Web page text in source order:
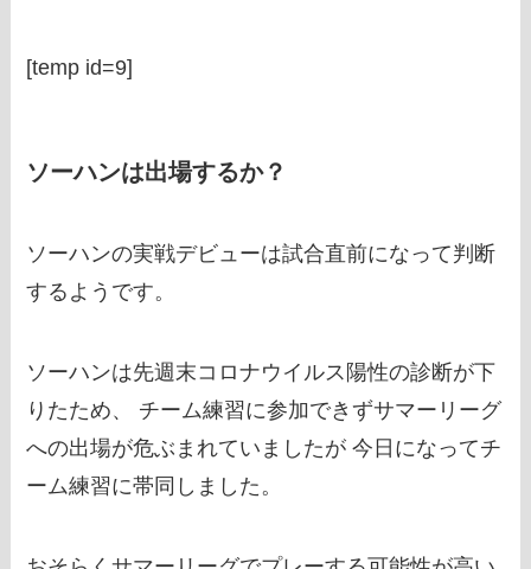
[temp id=9]
ソーハンは出場するか？
ソーハンの実戦デビューは試合直前になって判断
するようです。
ソーハンは先週末コロナウイルス陽性の診断が下
りたため、 チーム練習に参加できずサマーリーグ
への出場が危ぶまれていましたが 今日になってチ
ーム練習に帯同しました。